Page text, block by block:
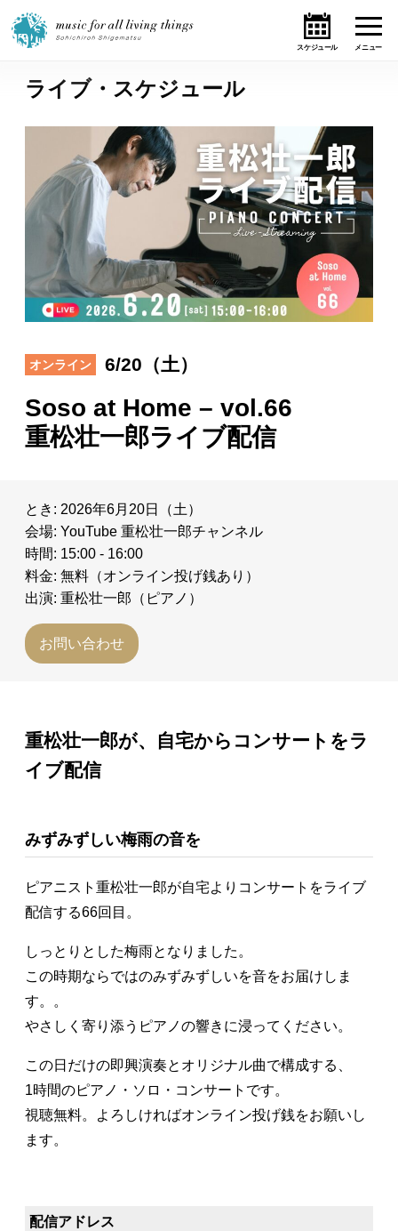
ホーム
ニュース
テーマ
ライブ・スケジュール
作品
日々のレポート
プロフィール
演奏依頼
お問い合わせ
ライブ・スケジュール
オンライン 6/20（土）
Soso at Home – vol.66
重松壮一郎ライブ配信
とき: 2026年6月20日（土）
会場: YouTube 重松壮一郎チャンネル
時間: 15:00 - 16:00
料金: 無料（オンライン投げ銭あり）
出演: 重松壮一郎（ピアノ）
お問い合わせ
重松壮一郎が、自宅からコンサートをラ
イブ配信
みずみずしい梅雨の音を
ピアニスト重松壮一郎が自宅よりコンサートをライブ
配信する66回目。
しっとりとした梅雨となりました。
この時期ならではのみずみずしいを音をお届けしま
す。。
やさしく寄り添うピアノの響きに浸ってください。
この日だけの即興演奏とオリジナル曲で構成する、
1時間のピアノ・ソロ・コンサートです。
視聴無料。よろしければオンライン投げ銭をお願いし
ます。
配信アドレス